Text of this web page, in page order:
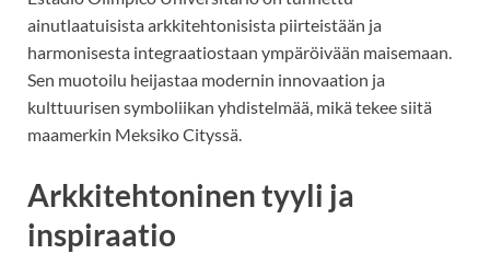
ainutlaatuisista arkkitehtonisista piirteistään ja
harmonisesta integraatiostaan ympäröivään maisemaan.
Sen muotoilu heijastaa modernin innovaation ja
kulttuurisen symboliikan yhdistelmää, mikä tekee siitä
maamerkin Meksiko Cityssä.
Arkkitehtoninen tyyli ja
inspiraatio